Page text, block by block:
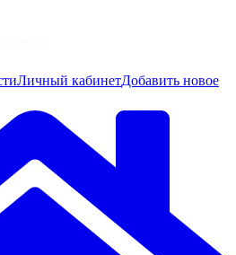
Личный кабинетДобавить новое